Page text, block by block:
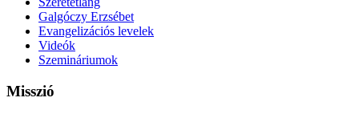
Galgóczy Erzsébet
Evangelizációs levelek
Videók
Szemináriumok
Misszió